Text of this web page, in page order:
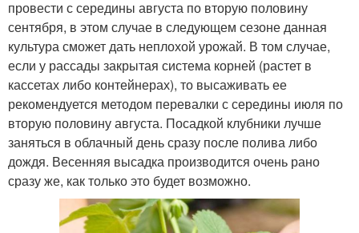
провести с середины августа по вторую половину
сентября, в этом случае в следующем сезоне данная
культура сможет дать неплохой урожай. В том случае,
если у рассады закрытая система корней (растет в
кассетах либо контейнерах), то высаживать ее
рекомендуется методом перевалки с середины июля по
вторую половину августа. Посадкой клубники лучше
заняться в облачный день сразу после полива либо
дождя. Весенняя высадка производится очень рано
сразу же, как только это будет возможно.